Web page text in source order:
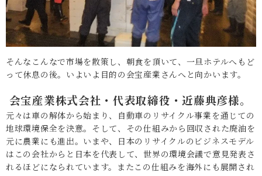
そんなこんなで市場を散策し、朝食を頂いて、一旦ホテルへもど
って休息の後。いよいよ目的の会宝産業さんへと向かいます。
会宝産業株式会社・代表取締役・近藤典彦様。
元々は車の解体から始まり、自動車のリサイクル事業を通じての
地球環境保全を決意。そして、その仕組みから回収された廃油を
元に農業にも進出。いまや、日本のリサイクルのビジネスモデル
はこの会社からと日本を代表して、世界の環境会議で意見発表さ
れるほどになられています。またこの仕組みを海外にも展開され